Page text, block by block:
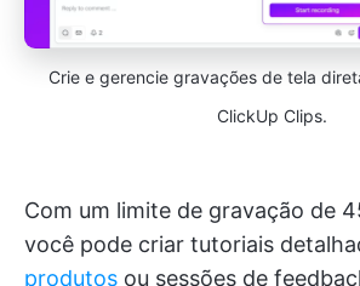
Crie e gerencie gravações de tela
ClickUp Clips.
Com um limite de gravação de
você pode criar tutoriais
produtos ou sessões de